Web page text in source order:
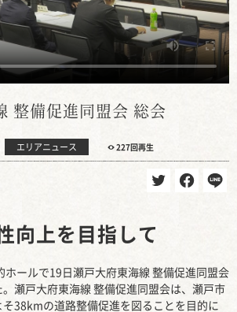
整備促進同盟会 総会
エリアニュース 227回再生
向上を目指して
ホールで19日瀬戸大府東海線 整備促進同盟会
瀬戸大府東海線 整備促進同盟会は、瀬戸市
38kmの道路整備促進を図ることを目的に